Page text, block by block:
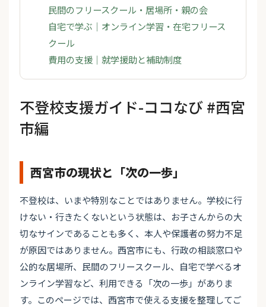
民間のフリースクール・居場所・親の会
自宅で学ぶ｜オンライン学習・在宅フリース
クール
費用の支援｜就学援助と補助制度
不登校支援ガイド-ココなび #西宮
市編
西宮市の現状と「次の一歩」
不登校は、いまや特別なことではありません。学校に行
けない・行きたくないという状態は、お子さんからの大
切なサインであることも多く、本人や保護者の努力不足
が原因ではありません。西宮市にも、行政の相談窓口や
公的な居場所、民間のフリースクール、自宅で学べるオ
ンライン学習など、利用できる「次の一歩」がありま
す。このページでは、西宮市で使える支援を整理してご